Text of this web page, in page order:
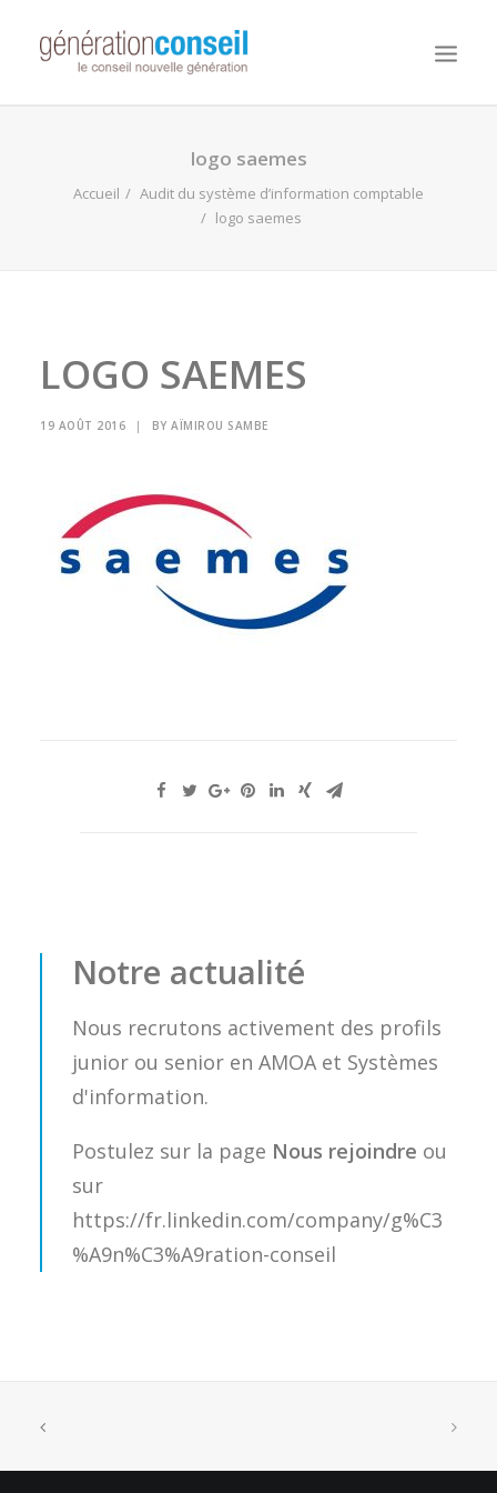
NOS MISSIONS
WORKDAY ADAPTIVE PLANNING
logo saemes
Accueil
Audit du système d’information comptable
logo saemes
LOGO SAEMES
19 AOÛT 2016 | BY AÏMIROU SAMBE
Notre actualité
Nous recrutons activement des profils
junior ou senior en AMOA et Systèmes
d'information.
Postulez sur la page Nous rejoindre ou
sur
https://fr.linkedin.com/company/g%C3
%A9n%C3%A9ration-conseil